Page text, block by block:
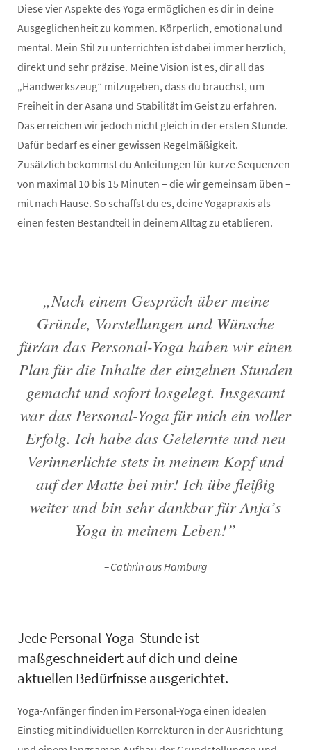
Diese vier Aspekte des Yoga ermöglichen es dir in deine
Ausgeglichenheit zu kommen. Körperlich, emotional und
mental. Mein Stil zu unterrichten ist dabei immer herzlich,
direkt und sehr präzise. Meine Vision ist es, dir all das
„Handwerkszeug” mitzugeben, dass du brauchst, um
Freiheit in der Asana und Stabilität im Geist zu erfahren.
Das erreichen wir jedoch nicht gleich in der ersten Stunde.
Dafür bedarf es einer gewissen Regelmäßigkeit.
Zusätzlich bekommst du Anleitungen für kurze Sequenzen
von maximal 10 bis 15 Minuten – die wir gemeinsam üben –
mit nach Hause. So schaffst du es, deine Yogapraxis als
einen festen Bestandteil in deinem Alltag zu etablieren.
„Nach einem Gespräch über meine
Gründe, Vorstellungen und Wünsche
für/an das Personal-Yoga haben wir einen
Plan für die Inhalte der einzelnen Stunden
gemacht und sofort losgelegt. Insgesamt
war das Personal-Yoga für mich ein voller
Erfolg. Ich habe das Gelelernte und neu
Verinnerlichte stets in meinem Kopf und
auf der Matte bei mir! Ich übe fleißig
weiter und bin sehr dankbar für Anja’s
Yoga in meinem Leben!”
Cathrin aus Hamburg
Jede Personal-Yoga-Stunde ist
maßgeschneidert auf dich und deine
aktuellen Bedürfnisse ausgerichtet.
Yoga-Anfänger finden im Personal-Yoga einen idealen
Einstieg mit individuellen Korrekturen in der Ausrichtung